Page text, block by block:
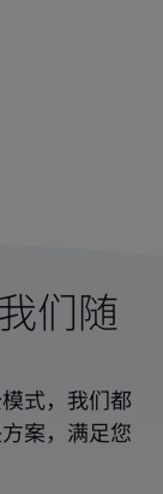
们随
式，我们都
案，满足您